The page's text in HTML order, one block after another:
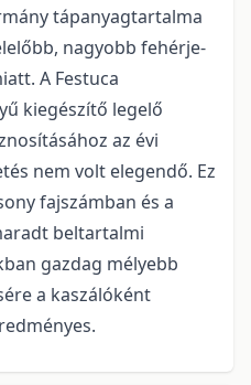
tápanyagtartalma
nagyobb fehérje-
A Festuca
kiegészítő legelő
az évi
nem volt elegendő. Ez
fajszámban és a
beltartalmi
gazdag mélyebb
a kaszálóként